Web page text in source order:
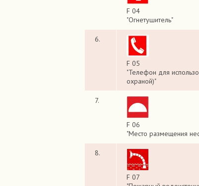
F 04
"Огнетушитель"
6.
F 05
"Телефон для
охраной)"
7.
F 06
"Место размещения
8.
F 07